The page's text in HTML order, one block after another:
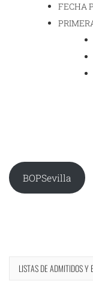
FECHA
BOPSevilla
LISTAS DE ADMITIDOS Y